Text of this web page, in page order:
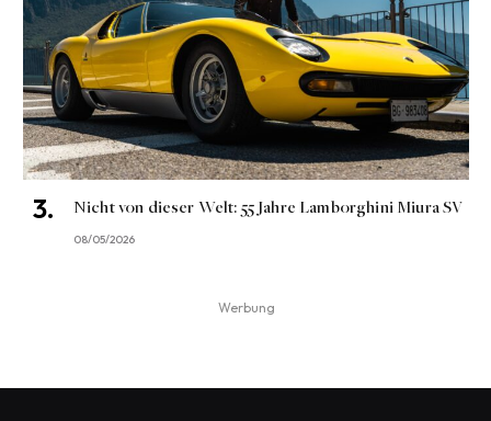
Nicht von dieser Welt: 55 Jahre Lamborghini Miura SV
08/05/2026
Werbung